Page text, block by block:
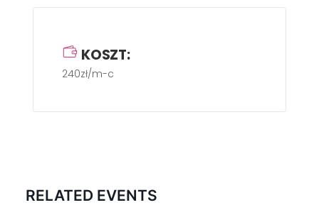
KOSZT:
240zł/m-c
RELATED EVENTS